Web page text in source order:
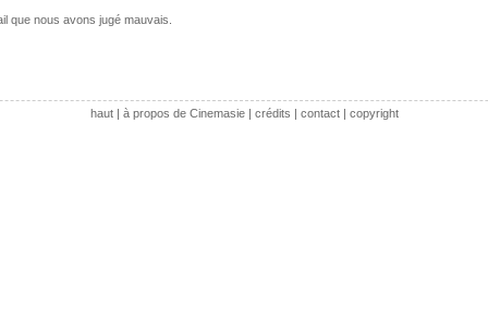
que nous avons jugé mauvais.
haut| à propos de Cinemasie| crédits | contact| copyright